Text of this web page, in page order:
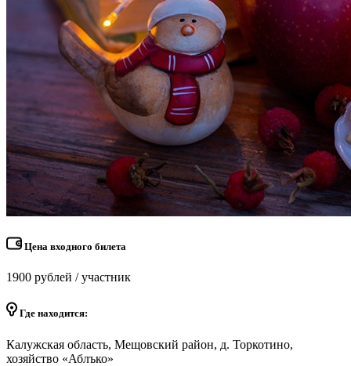
Цена входного билета
1900 рублей / участник
Где находится:
Калужская область, Мещовский район, д. Торкотино,
хозяйство «Аблъко»